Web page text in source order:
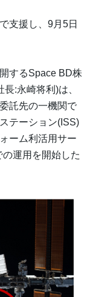
支援し、9月5日
するSpace BD株
:永崎将利)は、
託先の一機関で
テーション(ISS)
ーム利活用サー
運用を開始した